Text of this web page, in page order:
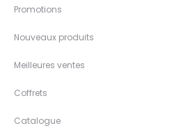
Promotions
Nouveaux produits
Meilleures ventes
Coffrets
Catalogue